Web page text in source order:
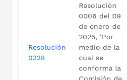
Resolución
0328
Resolución
0006 del 09
de enero de
2025, ‘Por
medio de la
cual se
conforma la